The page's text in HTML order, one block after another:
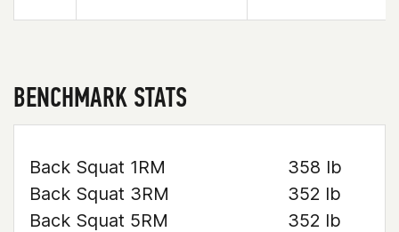
BENCHMARK STATS
Back Squat 1RM
358 lb
Back Squat 3RM
352 lb
Back Squat 5RM
352 lb